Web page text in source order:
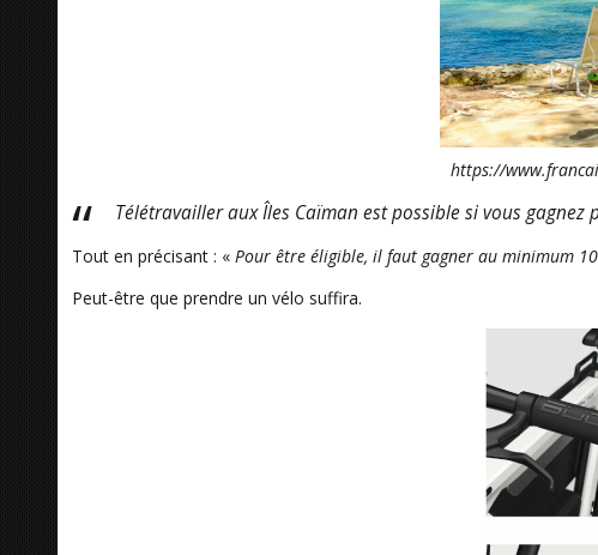
https://
Télétravailler aux Îles Caïman est possible si vous gagnez
Tout en précisant : « Pour être éligible, il faut gagner au minimum
Peut-être que prendre un vélo suffira.